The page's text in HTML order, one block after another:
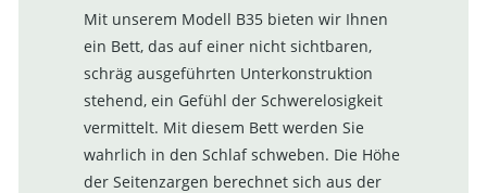
Mit unserem Modell B35 bieten wir Ihnen
ein Bett, das auf einer nicht sichtbaren,
schräg ausgeführten Unterkonstruktion
stehend, ein Gefühl der Schwerelosigkeit
vermittelt. Mit diesem Bett werden Sie
wahrlich in den Schlaf schweben. Die Höhe
der Seitenzargen berechnet sich aus der